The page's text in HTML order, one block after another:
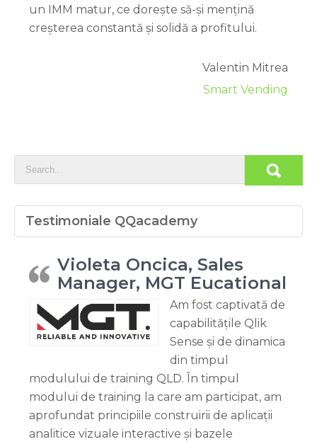
un IMM matur, ce dorește să-și mențină
creșterea constantă și solidă a profitului.
Valentin Mitrea
Smart Vending
Testimoniale QQacademy
Violeta Oncica, Sales
Manager, MGT Eucational
Am fost captivată de
capabilitățile Qlik
Sense și de dinamica
din timpul
modulului de training QLD. În timpul
modului de training la care am participat, am
aprofundat principiile construirii de aplicații
analitice vizuale interactive și bazele